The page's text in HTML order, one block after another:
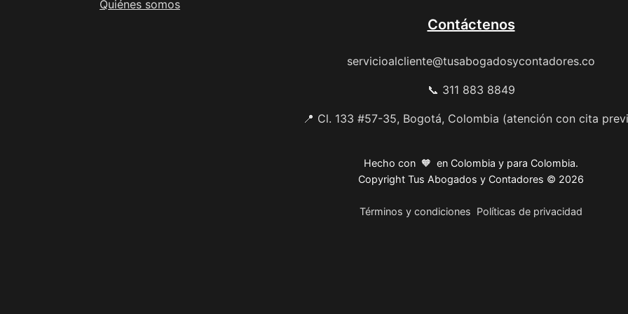
Quiénes somos
Contáctenos
servicioalcliente@tusabogadosycontadores.co
📞 311 883 8849
📍 Cl. 133 #57-35, Bogotá, Colombia (atención con cita
Hecho con 🧡 en Colombia y para Colombia.
Copyright Tus Abogados y Contadores © 2026
Términos y condiciones Políticas de privacidad